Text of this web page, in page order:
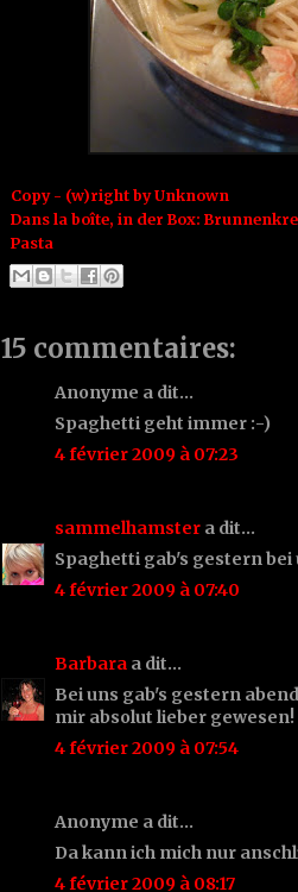
Copy - (w)right byUnknown
Dans la boîte, in der Box:
Pasta
15 commentaires:
Anonyme a dit…
Spaghetti geht immer :-)
4 février 2009 à 07:23
sammelhamster a dit…
Spaghetti gab's gestern bei
4 février 2009 à 07:40
Barbara a dit…
Bei uns gab's gestern
mir absolut lieber gewesen!
4 février 2009 à 07:54
Anonyme a dit…
Da kann ich mich nur
4 février 2009 à 08:17